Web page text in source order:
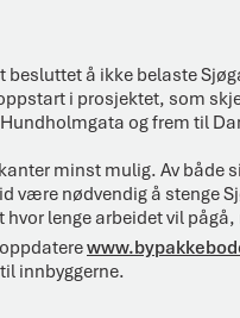
å ikke belaste
i prosjektet, som
og frem til
minst mulig. Av både
være nødvendig å stenge
lenge arbeidet vil
innbyggerne.